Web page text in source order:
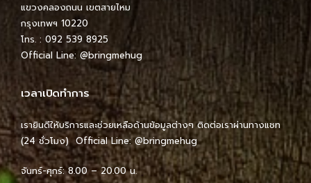
แขวงคลองถนน เขตสายไหม
กรุงเทพฯ 10220
โทร. : 092 539 8925
Official Line: @bringmehug
เวลาเปิดทำการ
เรายินดีให้บริการและช่วยเหลือด้านข้อมูลต่างๆ ติดต่อเราผ่านทางแชท
(24 ชั่วโมง) Official Line:@bringmehug
จันทร์-ศุกร์: 8.00 – 20.00 น.